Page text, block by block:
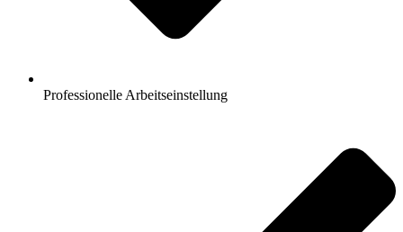
Professionelle Arbeitseinstellung